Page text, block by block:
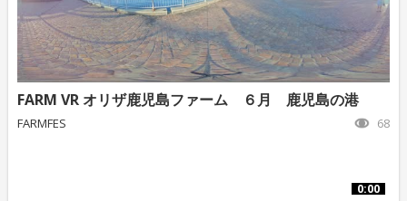
FARM VR オリザ鹿児島ファーム ６月 鹿児島の港
FARMFES 68
0:00